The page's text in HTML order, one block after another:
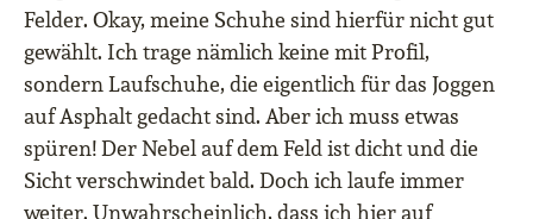
Felder. Okay, meine Schuhe sind hierfür nicht gut
gewählt. Ich trage nämlich keine mit Profil,
sondern Laufschuhe, die eigentlich für das Joggen
auf Asphalt gedacht sind. Aber ich muss etwas
spüren! Der Nebel auf dem Feld ist dicht und die
Sicht verschwindet bald. Doch ich laufe immer
weiter. Unwahrscheinlich, dass ich hier auf